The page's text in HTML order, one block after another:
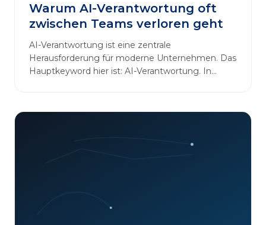
Warum AI-Verantwortung oft
zwischen Teams verloren geht
AI-Verantwortung ist eine zentrale
Herausforderung für moderne Unternehmen. Das
Hauptkeyword hier ist: AI-Verantwortung. In